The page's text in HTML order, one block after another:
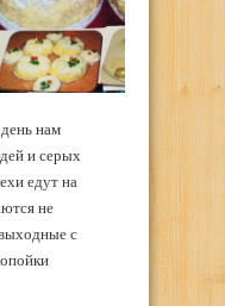
нам
и серых
едут на
не
с